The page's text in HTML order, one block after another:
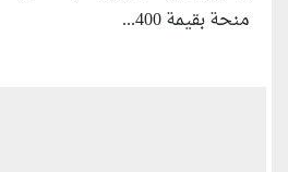
منحة بقيمة 400...